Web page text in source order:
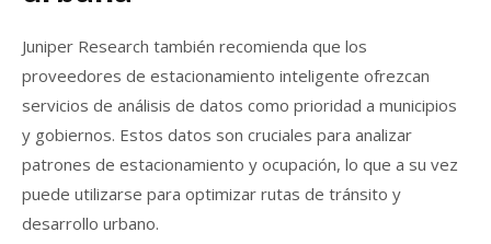
Juniper Research también recomienda que los
proveedores de estacionamiento inteligente ofrezcan
servicios de análisis de datos como prioridad a municipios
y gobiernos. Estos datos son cruciales para analizar
patrones de estacionamiento y ocupación, lo que a su vez
puede utilizarse para optimizar rutas de tránsito y
desarrollo urbano.